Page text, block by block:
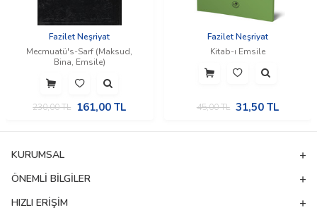
Fazilet Neşriyat
Mecmuatü's-Sarf (Maksud,
Bina, Emsile)
230,00TL 161,00 TL
Fazilet Neşriyat
Kitab-ı Emsile
45,00TL 31,50TL
KURUMSAL
ÖNEMLI BILGILER
HIZLI ERIŞIM